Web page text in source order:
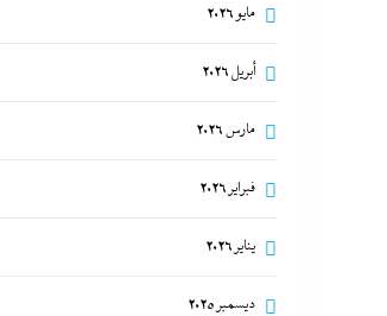
مايو 2026
أبريل 2026
مارس 2026
فبراير 2026
يناير 2026
ديسمبر 2025